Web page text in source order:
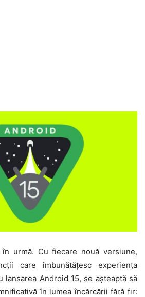
urmă. Cu fiecare nouă versiune,
care îmbunătățesc experiența
lansarea Android 15, se așteaptă să
în lumea încărcării fără fir: